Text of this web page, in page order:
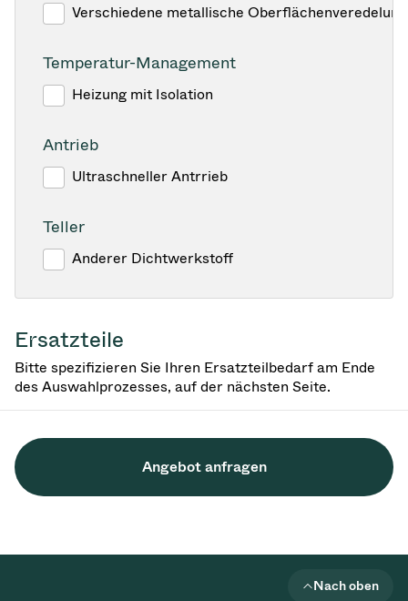
Verschiedene metallische
Temperatur-Management
Heizung mit Isolation
Antrieb
Ultraschneller Antrrieb
Teller
Anderer Dichtwerkstoff
Ersatzteile
Bitte spezifizieren Sie Ihren Ersatzteilbedarf am Ende
des Auswahlprozesses, auf der nächsten Seite.
Angebot anfragen
Nach oben